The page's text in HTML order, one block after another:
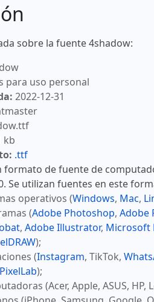
sobre la fuente 4shadow:
para uso personal
2022-12-31
kb
.ttf
formato de fuente de
Se utilizan fuentes en este
operativos (Windows, Mac,
(Adobe Photoshop, Adobe
, Adobe Illustrator, Microsoft
);
(Instagram, TikTok,
PixelLab);
(Acer, Apple, ASUS, HP,